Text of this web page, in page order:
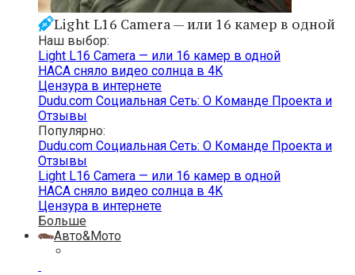
Light L16 Camera — или 16 камер в одной
Наш выбор:
Light L16 Camera — или 16 камер в одной
НАСА сняло видео солнца в 4K
Цензура в интернете
Dudu.com Cоциальная Cеть: О Команде Проекта и
Отзывы
Популярно:
Dudu.com Cоциальная Cеть: О Команде Проекта и
Отзывы
Light L16 Camera — или 16 камер в одной
НАСА сняло видео солнца в 4K
Цензура в интернете
Больше
Авто&Мото